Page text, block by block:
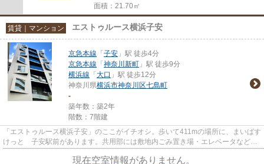
面積：21.70㎡
賃貸｜マンション エストゥルース横浜子安
京急本線 「 子安 」駅 徒歩4分
京急本線 「 神奈川新町 」駅 徒歩9分
横浜線 「 大口 」駅 徒歩12分
神奈川県横浜市神奈川区七島町
-
築年数：築2年
階数：7階建
「エストゥルース横浜子安」のここがイチオシ。歩いて411mの場所に、まいばす
けっと 子安駅前があります。共用部には敷地内ごみ置き場・エレベータなどが
現在空室情報がありません。